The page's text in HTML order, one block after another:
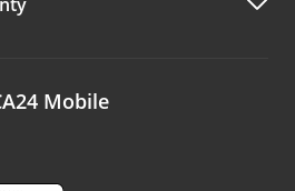
się z nami opinią o wizycie.
Mobile